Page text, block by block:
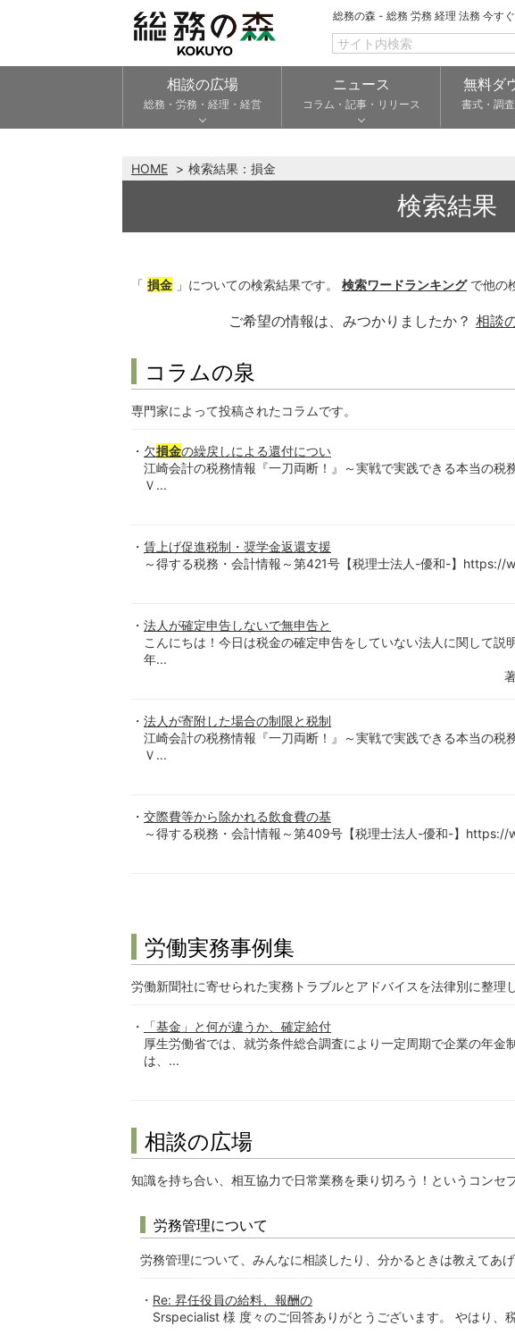
総務の森 - 総務 労務 経理 法務 今すぐ
相談の広場
総務・労務・経理・経営
ニュース
コラム・記事・リリース
無料ダ
書式・調
HOME 検索結果： 損金
検索結果
「 損金 」についての検索結果です。 検索ワードランキングで他の
ご希望の情報は、みつかりましたか？ 相談
コラムの泉
専門家によって投稿されたコラムです。
欠損金の繰戻しによる還付につい
江崎会計の税務情報『一刀両断！』～実戦で実践できる本当の税
Ｖ...
賃上げ促進税制・奨学金返還支援
～得する税務・会計情報～第421号【税理士法人-優和-】https://
法人が確定申告しないで無申告と
こんにちは！今日は税金の確定申告をしていない法人に関して
年...
法人が寄附した場合の制限と税制
江崎会計の税務情報『一刀両断！』～実戦で実践できる本当の税
Ｖ...
交際費等から除かれる飲食費の基
～得する税務・会計情報～第409号【税理士法人-優和-】
労働実務事例集
労働新聞社に寄せられた実務トラブルとアドバイスを法律別に整理
「基金」と何が違うか、確定給付
厚生労働省では、就労条件総合調査により一定周期で企業の年金
は、...
相談の広場
知識を持ち合い、相互協力で日常業務を乗り切ろう！というコンセ
労務管理について
労務管理について、みんなに相談したり、分かるときは教えてあ
Re: 昇任役員の給料、報酬の
Srspecialist 様 度々のご回答ありがとうございます。 やはり、